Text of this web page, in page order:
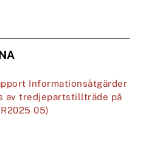
Informationsåtgärder
av tredjepartstillträde på
05)